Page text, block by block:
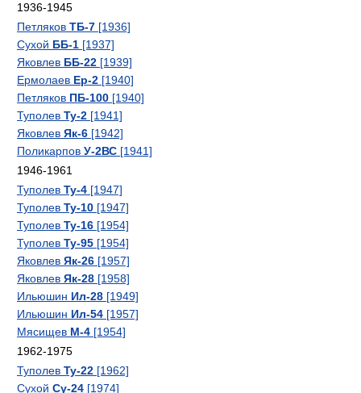
1936-1945
Петляков ТБ-7 [1936]
Сухой ББ-1 [1937]
Яковлев ББ-22 [1939]
Ермолаев Ер-2 [1940]
Петляков ПБ-100 [1940]
Туполев Ту-2 [1941]
Яковлев Як-6 [1942]
Поликарпов У-2ВС [1941]
1946-1961
Туполев Ту-4 [1947]
Туполев Ту-10 [1947]
Туполев Ту-16 [1954]
Туполев Ту-95 [1954]
Яковлев Як-26 [1957]
Яковлев Як-28 [1958]
Ильюшин Ил-28 [1949]
Ильюшин Ил-54 [1957]
Мясищев М-4 [1954]
1962-1975
Туполев Ту-22 [1962]
Сухой Су-24 [1974]